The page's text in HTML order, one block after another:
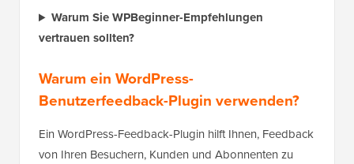
Warum Sie WPBeginner-Empfehlungen
vertrauen sollten?
Warum ein WordPress-
Benutzerfeedback-Plugin verwenden?
Ein WordPress-Feedback-Plugin hilft Ihnen, Feedback
von Ihren Besuchern, Kunden und Abonnenten zu